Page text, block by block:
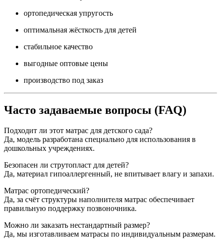
ортопедическая упругость
оптимальная жёсткость для детей
стабильное качество
выгодные оптовые цены
производство под заказ
Часто задаваемые вопросы (FAQ)
Подходит ли этот матрас для детского сада?
Да, модель разработана специально для использования в
дошкольных учреждениях.
Безопасен ли струтопласт для детей?
Да, материал гипоаллергенный, не впитывает влагу и запахи.
Матрас ортопедический?
Да, за счёт структуры наполнителя матрас обеспечивает
правильную поддержку позвоночника.
Можно ли заказать нестандартный размер?
Да, мы изготавливаем матрасы по индивидуальным размерам.